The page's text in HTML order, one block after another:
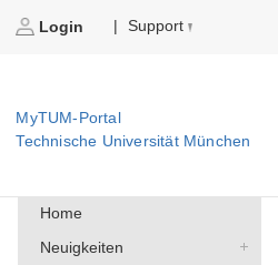
Login | Support
MyTUM-Portal
Technische Universität München
Home
Neuigkeiten